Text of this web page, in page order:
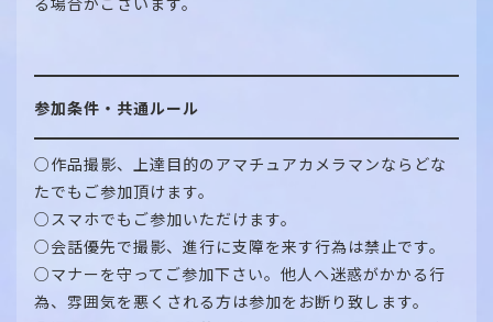
参加条件・共通ルール
○作品撮影、上達目的のアマチュアカメラマンならどな
たでもご参加頂けます。
○スマホでもご参加いただけます。
○会話優先で撮影、進行に支障を来す行為は禁止です。
○マナーを守ってご参加下さい。他人へ迷惑がかかる行
為、雰囲気を悪くされる方は参加をお断り致します。